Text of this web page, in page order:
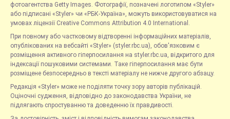
фотоагентства Getty Images. Фотографії, позначені логотипом «Styler»
або підписані «Styler» чи «РБК-Україна», можуть використовуватися на
умовах ліцензії Creative Commons Attribution 4.0 International.
При повному або частковому відтворенні інформаційних матеріалів,
опублікованих на вебсайті «Styler» (styler.rbc.ua), обов'язковим є
розміщення активного гіперпосилання на styler.rbc.ua, відкритого для
індексації пошуковими системами. Таке гіперпосилання має бути
розміщене безпосередньо в тексті матеріалу не нижче другого абзацу.
Редакція «Styler» може не поділяти точку зору авторів публікацій.
Оціночні судження, відповідно до законодавства України, не
підлягають спростуванню та доведенню їх правдивості.